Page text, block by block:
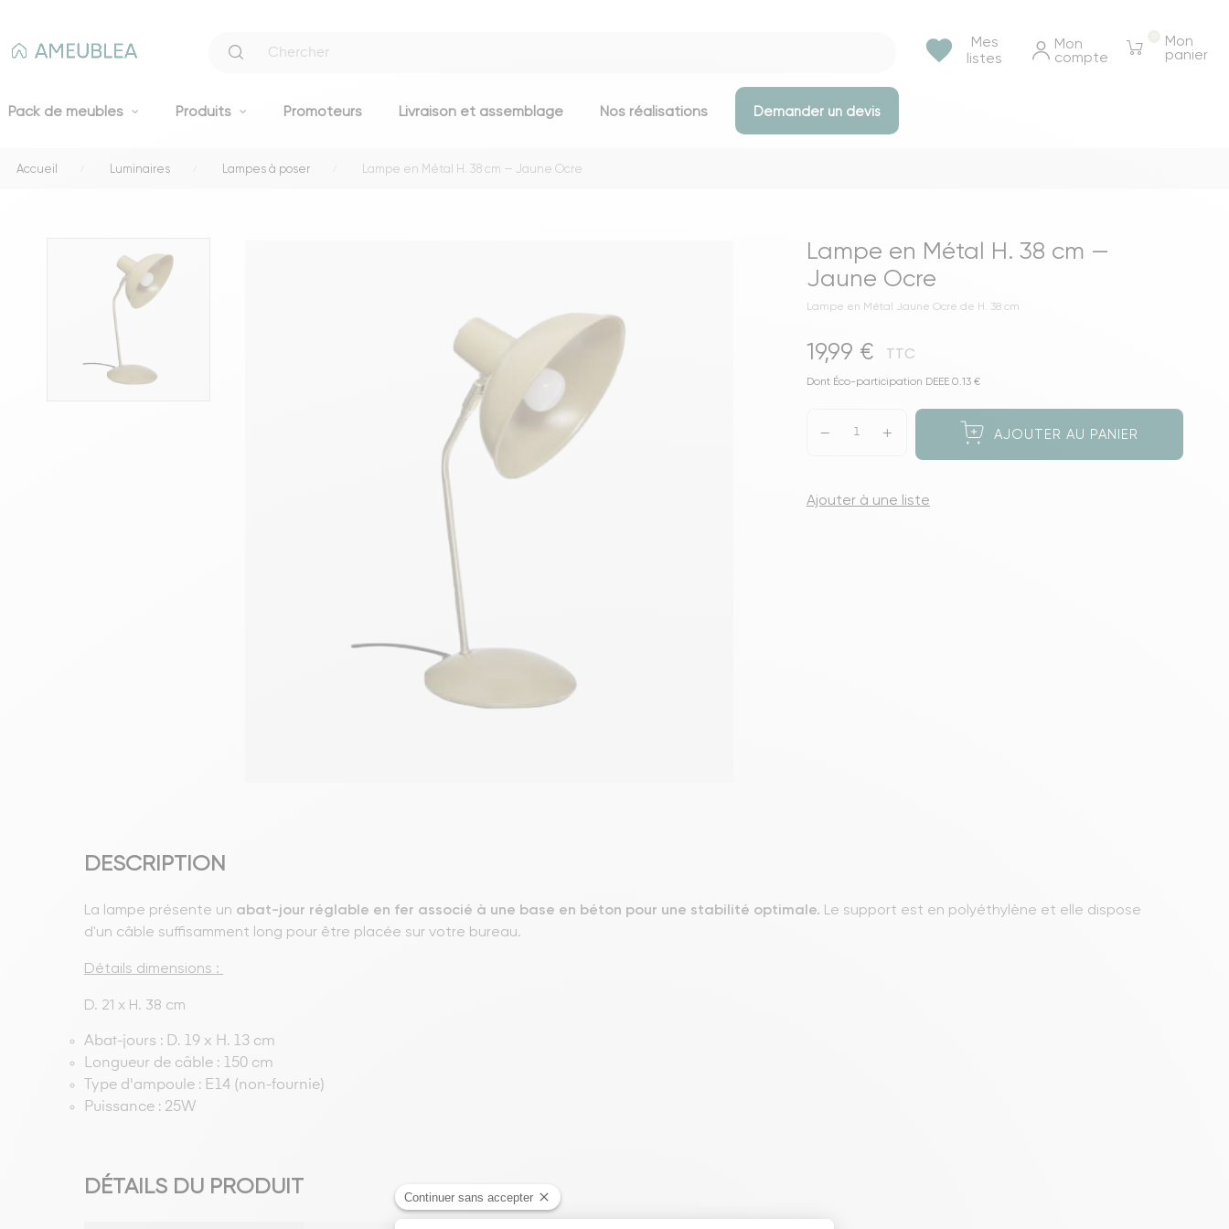
Mes
listes
favorite Mon
compte
Mon
panier
Pack de meubles Produits
Canapés
Voir toutes les assises Portants & Dressings
Voir tous les meubles de rangements
Tables basse & appoints
Promoteurs Livraison et assemblage Nos réalisations Demander un devis
Accueil Luminaires Lampes à poser Lampe en Métal H. 38 cm — Jaune Ocre
Lampe en Métal H. 38 cm —
Jaune Ocre
Lampe en Métal Jaune Ocre de H. 38 cm
19,99 € TTC
Dont Éco-participation DEEE 0.13 €
AJOUTER AU PANIER
Ajouter à une liste
DESCRIPTION
La lampe présente un abat-jour réglable en fer associé à une base en béton pour une stabilité optimale. Le support est en polyéthylène et elle dispose
d'un câble suffisamment long pour être placée sur votre bureau.
Détails dimensions :
D. 21 x H. 38 cm
Abat-jours : D. 19 x H. 13 cm
Longueur de câble : 150 cm
Type d'ampoule : E14 (non-fournie)
Puissance : 25W
DÉTAILS DU PRODUIT